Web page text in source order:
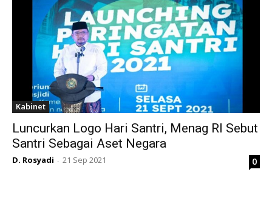
Kabinet
Luncurkan Logo Hari Santri, Menag RI Sebut
Santri Sebagai Aset Negara
D. Rosyadi - 21 Sep 2021 0